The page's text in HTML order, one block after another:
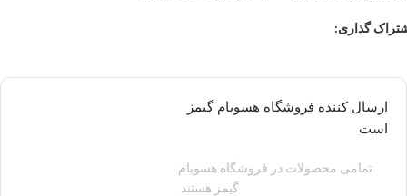
گذاری:
ارسال کننده فروشگاه هسویام گیمز
است
تمامی محصولات در فروشگاه هسویام
گیمز هستند